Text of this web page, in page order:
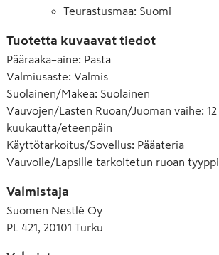
Teurastusmaa: Suomi
Tuotetta kuvaavat tiedot
Pääraaka–aine: Pasta
Valmiusaste: Valmis
Suolainen/Makea: Suolainen
Vauvojen/Lasten Ruoan/Juoman vaihe: 12
kuukautta/eteenpäin
Käyttötarkoitus/Sovellus: Pääateria
Vauvoile/Lapsille tarkoitetun ruoan tyyppi
Valmistaja
Suomen Nestlé Oy
PL 421, 20101 Turku